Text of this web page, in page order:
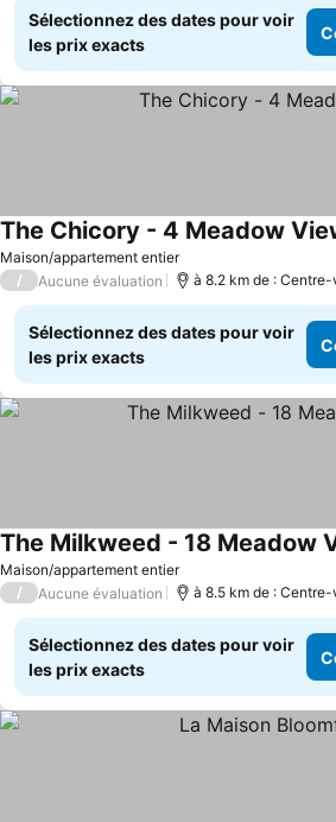
Sélectionnez des dates pour voir
les prix exacts
Maison/appartement entier
The Chicory - 4 Meadow
/ Aucune évaluation à 8.2 km de :
Sélectionnez des dates pour voir
les prix exacts
Maison/appartement entier
The Milkweed - 18 Meadow
/ Aucune évaluation à 8.5 km de :
Sélectionnez des dates pour voir
les prix exacts